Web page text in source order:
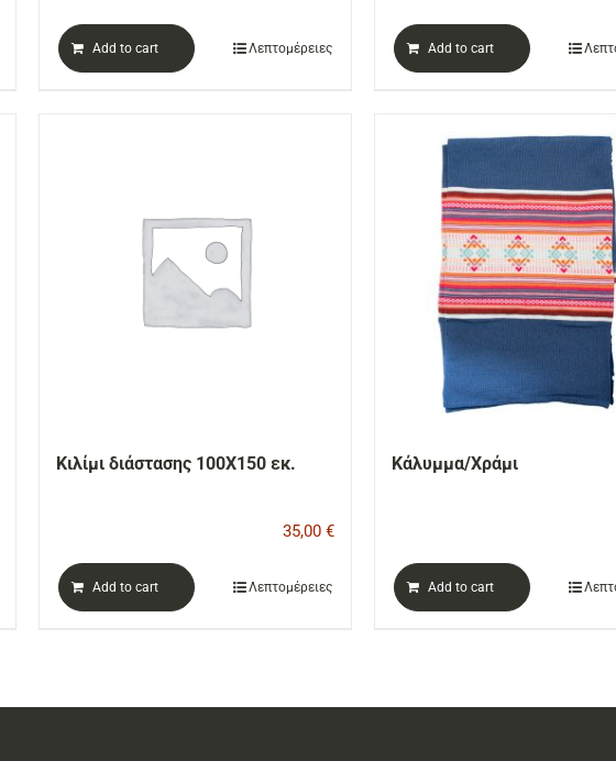
Add to cart Λεπτομέρειες Add to cart
Κιλίμι διάστασης 100Χ150 εκ.
35,00 €
Add to cart Λεπτομέρειες
Κάλυμμα/Χράμι
Add to cart